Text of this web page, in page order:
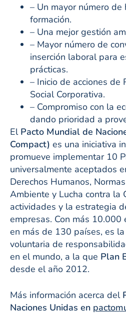
– Un mayor número
formación.
– Una mejor gestión
– Mayor número de
inserción laboral para
prácticas.
– Inicio de acciones de
Social Corporativa.
– Compromiso con la
dando prioridad a
El Pacto Mundial de
Compact) es una iniciativa
promueve implementar 10
universalmente aceptados
Derechos Humanos,
Ambiente y Lucha contra la
actividades y la estrategia
empresas. Con más
en más de 130 países, es
voluntaria de
en el mundo, a la que Plan
desde el año 2012.
Más información acerca del
Naciones Unidas en